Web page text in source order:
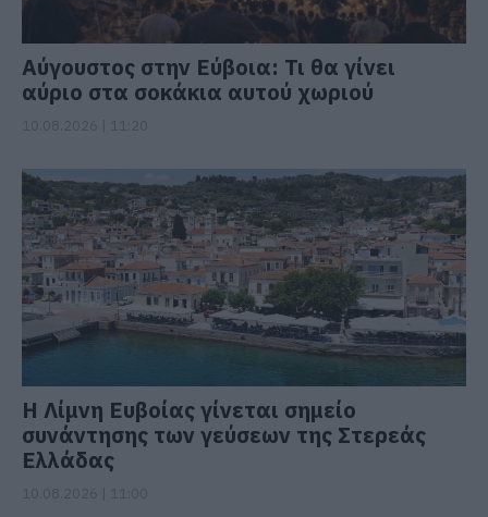
Αύγουστος στην Εύβοια: Τι θα γίνει
αύριο στα σοκάκια αυτού χωριού
Η Λίμνη Ευβοίας γίνεται σημείο
συνάντησης των γεύσεων της Στερεάς
Ελλάδας